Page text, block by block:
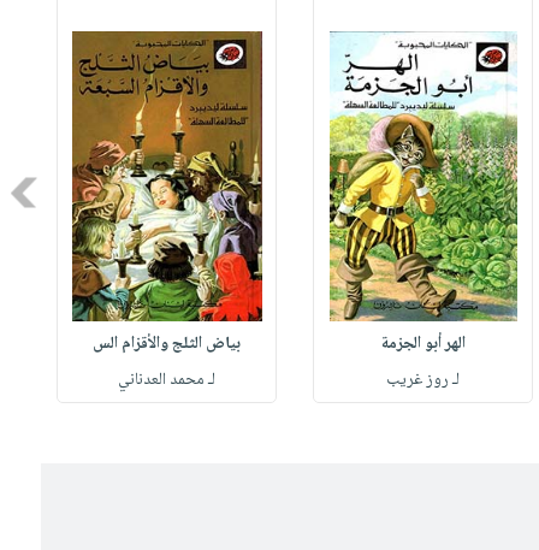
الهر أبو الجزمة
لـ روز غريب
بياض الثلج والأقزام الس
لـ محمد العدناني